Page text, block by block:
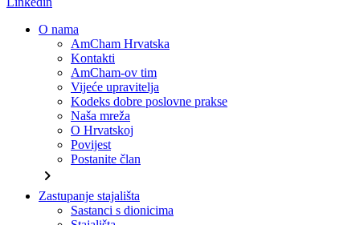
O nama
AmCham Hrvatska
Kontakti
AmCham-ov tim
Vijeće upravitelja
Kodeks dobre poslovne prakse
Naša mreža
O Hrvatskoj
Povijest
Postanite član
chevron_right
Zastupanje stajališta
Sastanci s dionicima